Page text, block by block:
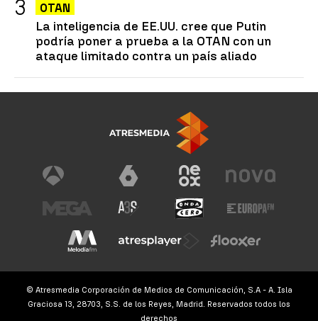
OTAN
La inteligencia de EE.UU. cree que Putin
podría poner a prueba a la OTAN con un
ataque limitado contra un país aliado
© Atresmedia Corporación de Medios de Comunicación, S.A - A. Isla
Graciosa 13, 28703, S.S. de los Reyes, Madrid. Reservados todos los
derechos